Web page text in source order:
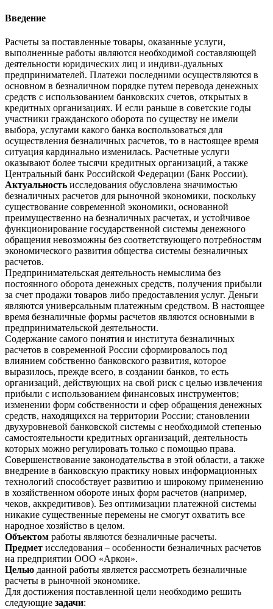
Введение
Расчеты за поставленные товары, оказанные услуги,
выполненные работы являются необходимой составляющей
деятельности юридических лиц и индиви-дуальных
предпринимателей. Платежи последними осуществляются в
основном в безналичном порядке путем перевода денежных
средств с использованием банковских счетов, открытых в
кредитных организациях. И если раньше в советские годы
участники гражданского оборота по существу не имели
выбора, услугами какого банка воспользоваться для
осуществления безналичных расчетов, то в настоящее время
ситуация кардинально изменилась. Расчетные услуги
оказывают более тысячи кредитных организаций, а также
Центральный банк Российской Федерации (Банк России).
Актуальность исследования обусловлена значимостью
безналичных расчетов для рыночной экономики, поскольку
существование современной экономики, основанной
преимущественно на безналичных расчетах, и устойчивое
функционирование государственной системы денежного
обращения невозможны без соответствующего потребностям
экономического развития общества системы безналичных
расчетов.
Предпринимательская деятельность немыслима без
постоянного оборота денежных средств, получения прибыли
за счет продажи товаров либо предоставления услуг. Деньги
являются универсальным платежным средством. В настоящее
время безналичные формы расчетов являются основными в
предпринимательской деятельности.
Содержание самого понятия и института безналичных
расчетов в современной России сформировалось под
влиянием собственно банковского развития, которое
выразилось, прежде всего, в создании банков, то есть
организаций, действующих на свой риск с целью извлечения
прибыли с использованием финансовых инструментов;
изменении форм собственности и сфер обращения денежных
средств, находящихся на территории России; становлении
двухуровневой банковской системы с необходимой степенью
самостоятельности кредитных организаций, деятельность
которых можно регулировать только с помощью права.
Совершенствование законодательства в этой области, а также
внедрение в банковскую практику новых информационных
технологий способствует развитию и широкому применению
в хозяйственном обороте иных форм расчетов (например,
чеков, аккредитивов). Без оптимизации платежной системы
никакие существенные перемены не смогут охватить все
народное хозяйство в целом.
Объектом работы являются безналичные расчеты.
Предмет исследования – особенности безналичных расчетов
на предприятии ООО «Аркон».
Целью данной работы является рассмотреть безналичные
расчеты в рыночной экономике.
Для достижения поставленной цели необходимо решить
следующие задачи: